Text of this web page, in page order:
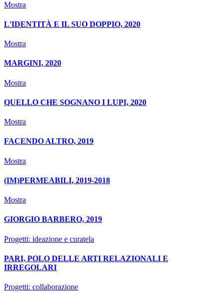
Mostra
L'IDENTITÀ E IL SUO DOPPIO, 2020
Mostra
MARGINI, 2020
Mostra
QUELLO CHE SOGNANO I LUPI, 2020
Mostra
FACENDO ALTRO, 2019
Mostra
(IM)PERMEABILI, 2019-2018
Mostra
GIORGIO BARBERO, 2019
Progetti: ideazione e curatela
PARI, POLO DELLE ARTI RELAZIONALI E
IRREGOLARI
Progetti: collaborazione